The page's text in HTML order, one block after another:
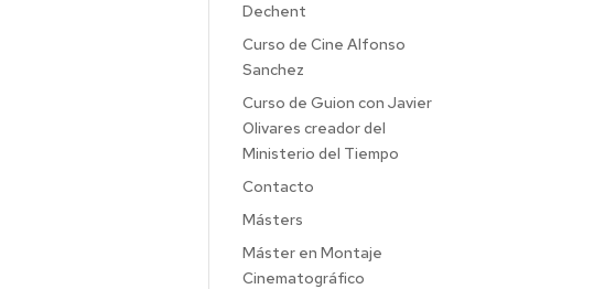
Dechent
Curso de Cine Alfonso
Sanchez
Curso de Guion con Javier
Olivares creador del
Ministerio del Tiempo
Contacto
Másters
Máster en Montaje
Cinematográfico